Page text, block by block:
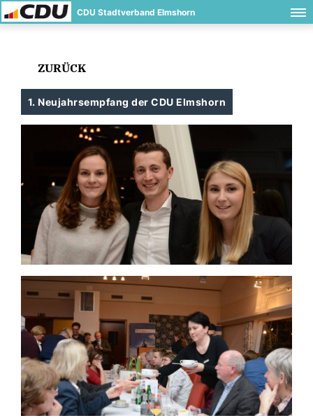
CDU Stadtverband Elmshorn
ZURÜCK
1. Neujahrsempfang der CDU Elmshorn